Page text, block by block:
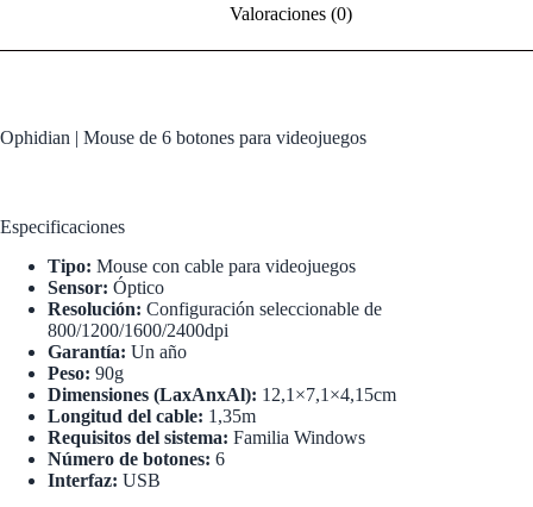
Valoraciones (0)
Ophidian | Mouse de 6 botones para videojuegos
Especificaciones
Tipo: Mouse con cable para videojuegos
Sensor: Óptico
Resolución: Configuración seleccionable de
800/1200/1600/2400dpi
Garantía: Un año
Peso: 90g
Dimensiones (LaxAnxAl): 12,1×7,1×4,15cm
Longitud del cable: 1,35m
Requisitos del sistema: Familia Windows
Número de botones: 6
Interfaz: USB